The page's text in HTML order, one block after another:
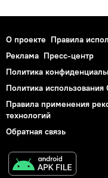
О проекте Правила
Реклама Пресс-центр
Политика
Политика использования
Правила применения
технологий
Обратная связь